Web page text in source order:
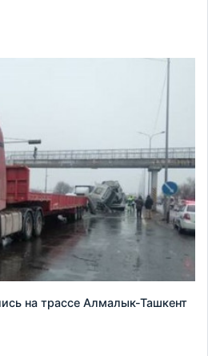
на трассе Алмалык-Ташкент